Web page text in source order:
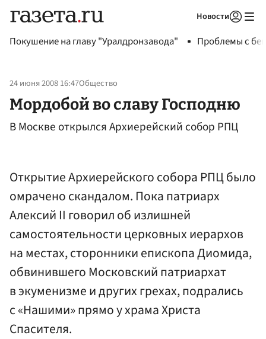
Новости
Покушение на главу "Уралдронзавода" Проблемы с
24 июня 2008 16:47Общество
Мордобой во славу Господню
В Москве открылся Архиерейский собор РПЦ
Открытие Архиерейского собора РПЦ было
омрачено скандалом. Пока патриарх
Алексий II говорил об излишней
самостоятельности церковных иерархов
на местах, сторонники епископа Диомида,
обвинившего Московский патриархат
в экуменизме и других грехах, подрались
с «Нашими» прямо у храма Христа
Спасителя.